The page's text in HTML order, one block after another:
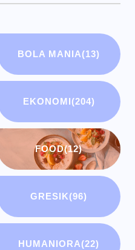
BOLA MANIA(13)
EKONOMI(204)
FOOD(12)
GRESIK(96)
HUMANIORA(22)